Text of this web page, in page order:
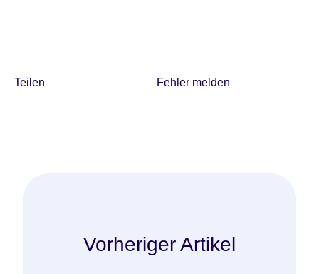
Teilen Fehler melden
Vorheriger Artikel